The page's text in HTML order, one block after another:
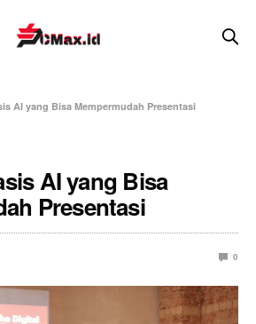
AI yang Bisa Mempermudah Presentasi
AI yang Bisa
Presentasi
0